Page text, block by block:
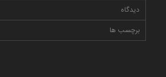
دیدگاه
برچسب ها